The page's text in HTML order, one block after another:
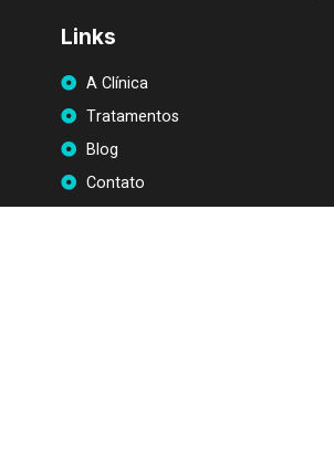
Links
A Clínica
Tratamentos
Blog
Contato